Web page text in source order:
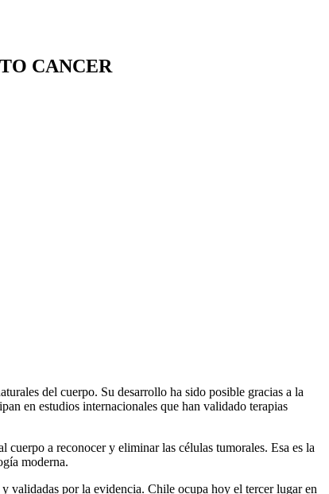
CANCER
del cuerpo. Su desarrollo ha sido posible gracias a la
en estudios internacionales que han validado terapias
a reconocer y eliminar las células tumorales. Esa es la
moderna.
validadas por la evidencia. Chile ocupa hoy el tercer lugar en